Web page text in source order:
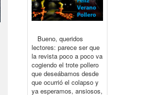
Bueno, queridos
lectores: parece ser que
la revista poco a poco va
cogiendo el trote pollero
que deseábamos desde
que ocurrió el colapso y
ya esperamos, ansiosos,